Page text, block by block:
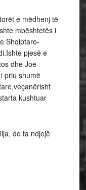
e mëdhenj të
mbështetës i
Shqiptaro-
pjesë e
dhe Joe
priu shumë
kushtuar
do ta ndjejë